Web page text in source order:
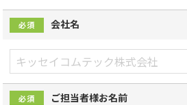
必須 会社名
必須 ご担当者様お名前